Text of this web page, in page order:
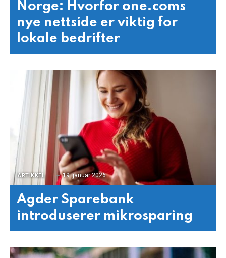
Norge: Hvorfor one.coms
nye nettside er viktig for
lokale bedrifter
ARTIKKEL 19. januar 2026
Agder Sparebank
introduserer mikrosparing